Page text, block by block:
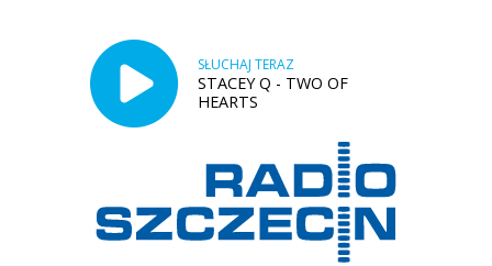
SŁUCHAJ TERAZ
STACEY Q - TWO OF
HEARTS